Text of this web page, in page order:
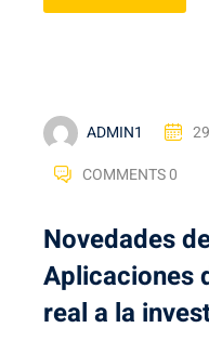
ADMIN1
COMMENTS 0
Novedades
Aplicaciones
real a la